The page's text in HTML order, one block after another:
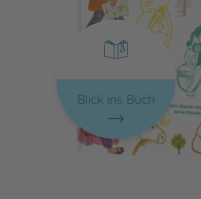
Blick ins Buch